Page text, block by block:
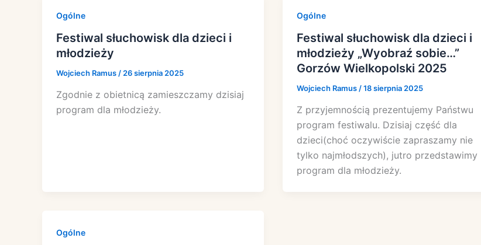
Ogólne
Festiwal słuchowisk dla dzieci i
młodzieży
Wojciech Ramus / 26 sierpnia 2025
Zgodnie z obietnicą zamieszczamy dzisiaj
program dla młodzieży.
Ogólne
Festiwal słuchowisk dla dzieci i
młodzieży „Wyobraź sobie…”
Gorzów Wielkopolski 2025
Wojciech Ramus /18 sierpnia 2025
Z przyjemnością prezentujemy Państwu
program festiwalu. Dzisiaj część dla
dzieci(choć oczywiście zapraszamy nie
tylko najmłodszych), jutro przedstawimy
program dla młodzieży.
Ogólne